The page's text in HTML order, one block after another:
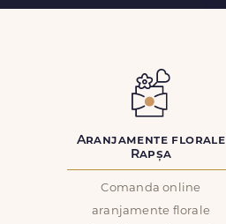
Aranjamente florale
Rapșa
Comanda online
aranjamente florale